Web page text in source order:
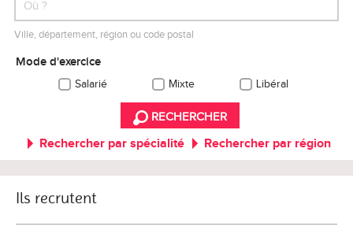
Ville, département, région ou code postal
Mode d'exercice
Salarié Mixte Libéral
RECHERCHER
Rechercher par spécialité Rechercher par région
Ils recrutent